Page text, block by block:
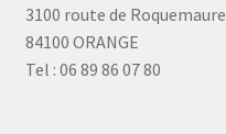
3100 route de Roquemaure
84100 ORANGE
Tel : 06 89 86 07 80